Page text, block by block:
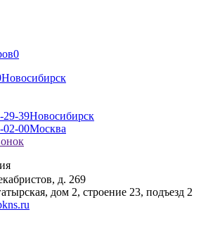
0
Новосибирск
29-39Новосибирск
02-00Москва
д. 269
дом 2, строение 23, подъезд 2